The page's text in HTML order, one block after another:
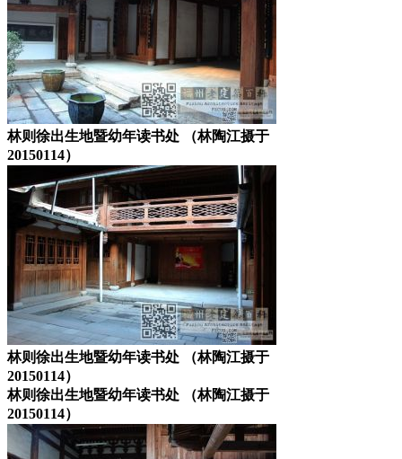
林则徐出生地暨幼年读书处 （林陶江摄于
20150114）
林则徐出生地暨幼年读书处 （林陶江摄于
20150114）
林则徐出生地暨幼年读书处 （林陶江摄于
20150114）